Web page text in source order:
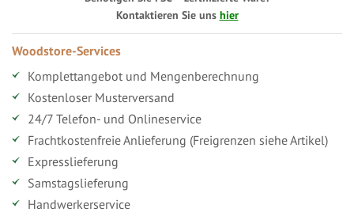
Kontaktieren Sie uns hier
Woodstore-Services
Komplettangebot und Mengenberechnung
Kostenloser Musterversand
24/7 Telefon- und Onlineservice
Frachtkostenfreie Anlieferung (Freigrenzen siehe Artikel)
Expresslieferung
Samstagslieferung
Handwerkerservice